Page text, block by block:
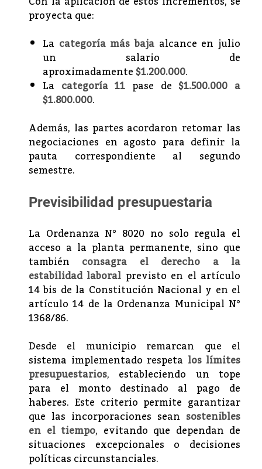
proyecta que:
La categoría más baja alcance en julio
un salario de
aproximadamente$1.200.000.
La categoría 11 pase de $1.500.000 a
$1.800.000.
Además, las partes acordaron retomar las
negociaciones en agosto para definir la
pauta correspondiente al segundo
semestre.
Previsibilidad presupuestaria
La Ordenanza N° 8020 no solo regula el
acceso a la planta permanente, sino que
también consagra el derecho a la
estabilidad laboral previsto en el artículo
14 bis de la Constitución Nacional y en el
artículo 14 de la Ordenanza Municipal N°
1368/86.
Desde el municipio remarcan que el
sistema implementado respeta los límites
presupuestarios, estableciendo un tope
para el monto destinado al pago de
haberes. Este criterio permite garantizar
que las incorporaciones sean sostenibles
en el tiempo, evitando que dependan de
situaciones excepcionales o decisiones
políticas circunstanciales.